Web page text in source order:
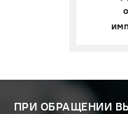
ПРИ ОБРАЩЕНИИ